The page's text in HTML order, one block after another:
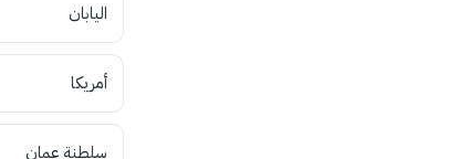
اليابان
أمريكا
سلطنة عمان